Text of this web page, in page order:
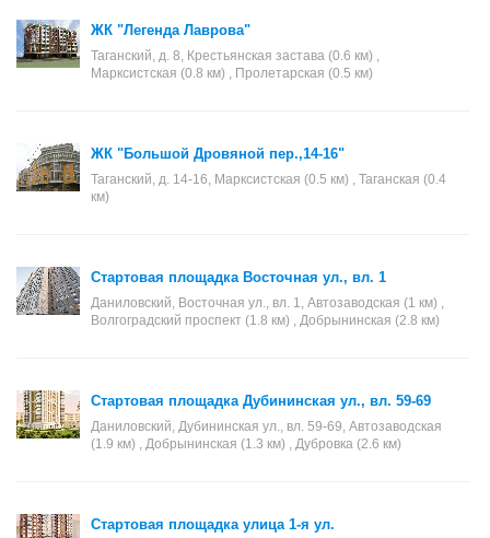
ЖК "Легенда Лаврова"
Таганский, д. 8, Крестьянская застава (0.6 км) ,
Марксистская (0.8 км) , Пролетарская (0.5 км)
ЖК "Большой Дровяной пер.,14-16"
Таганский, д. 14-16, Марксистская (0.5 км) , Таганская (0.4
км)
Стартовая площадка Восточная ул., вл. 1
Даниловский, Восточная ул., вл. 1, Автозаводская (1 км) ,
Волгоградский проспект (1.8 км) , Добрынинская (2.8 км)
Стартовая площадка Дубининская ул., вл. 59-69
Даниловский, Дубининская ул., вл. 59-69, Автозаводская
(1.9 км) , Добрынинская (1.3 км) , Дубровка (2.6 км)
Стартовая площадка улица 1-я ул.